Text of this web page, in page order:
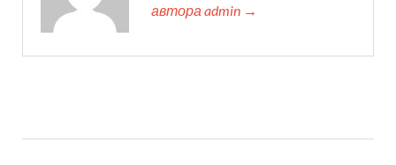
автора admin →